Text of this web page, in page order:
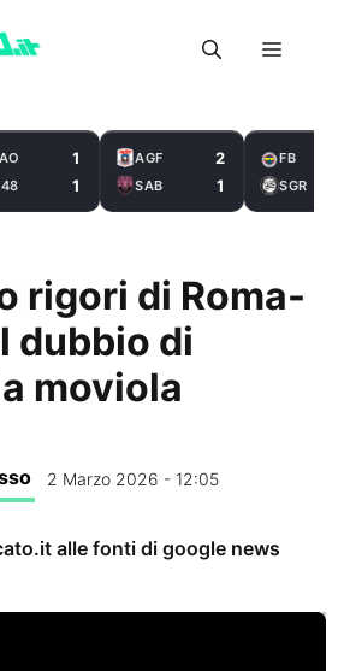
Menu
1
1
AGF 2
SAB 1
FB
SGR
rigori di Roma-
dubbio di
moviola
2 Marzo 2026 - 12:05
alle fonti di google news